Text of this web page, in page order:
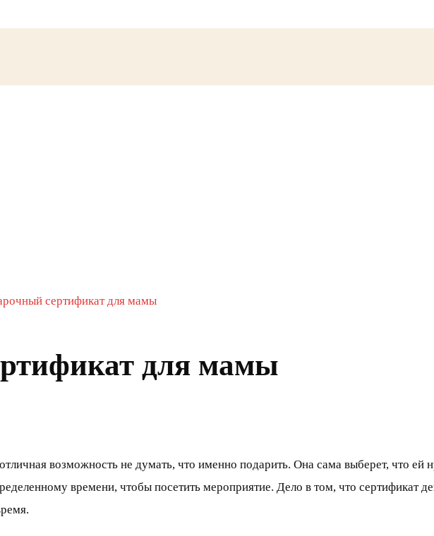
сертификат для мамы
для мамы
возможность не думать, что именно подарить. Она сама выберет, что ей
времени, чтобы посетить мероприятие. Дело в том, что сертификат